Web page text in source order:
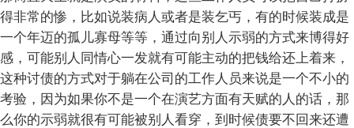
得非常的惨，比如说装病人或者是装乞丐，有的时候装成是
一个年迈的孤儿寡母等等，通过向别人示弱的方式来博得好
感，可能别人同情心一发就有可能主动的把钱给还上着来，
这种讨债的方式对于躺在公司的工作人员来说是一个不小的
考验，因为如果你不是一个在演艺方面有天赋的人的话，那
么你的示弱就很有可能被别人看穿，到时候债要不回来还遭